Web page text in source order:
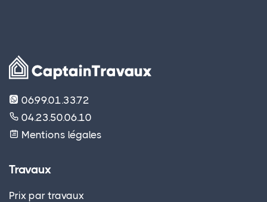
06.99.01.33.72
04.23.50.06.10
Mentions légales
Travaux
Prix par travaux